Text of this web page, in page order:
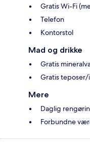
Gratis Wi-Fi
Telefon
Kontorstol
Mad og drikke
Gratis
Gratis
Mere
Daglig
Forbundne